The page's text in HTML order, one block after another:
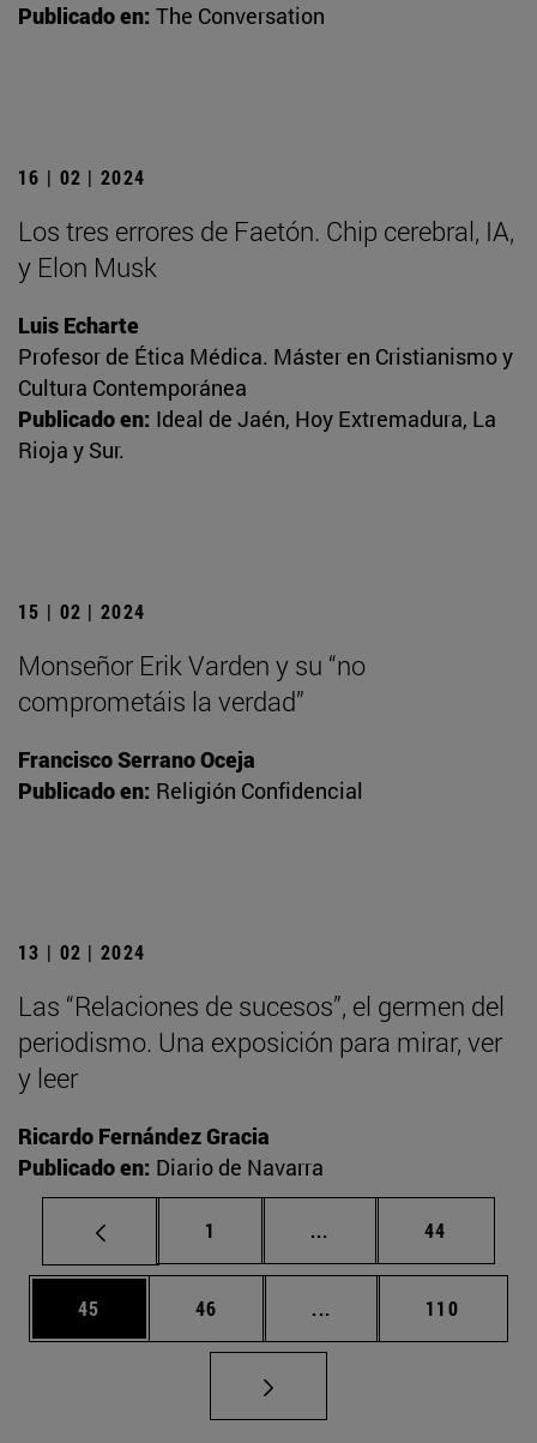
Publicado en: The Conversation
16 | 02 | 2024
Los tres errores de Faetón. Chip cerebral, IA,
y Elon Musk
Luis Echarte
Profesor de Ética Médica. Máster en Cristianismo y
Cultura Contemporánea
Publicado en: Ideal de Jaén, Hoy Extremadura, La
Rioja y Sur.
15 | 02 | 2024
Monseñor Erik Varden y su “no
comprometáis la verdad”
Francisco Serrano Oceja
Publicado en: Religión Confidencial
13 | 02 | 2024
Las “Relaciones de sucesos”, el germen del
periodismo. Una exposición para mirar, ver
y leer
Ricardo Fernández Gracia
Publicado en: Diario de Navarra
Página
1 ... Páginas intermedias
Página
44
Página
45 Página
46 ... Páginas intermedias
Página
110